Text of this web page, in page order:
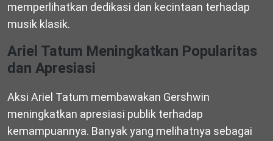
memperlihatkan dedikasi dan kecintaan terhadap
musik klasik.
Ariel Tatum Meningkatkan Popularitas
dan Apresiasi
Aksi Ariel Tatum membawakan Gershwin
meningkatkan apresiasi publik terhadap
kemampuannya. Banyak yang melihatnya sebagai